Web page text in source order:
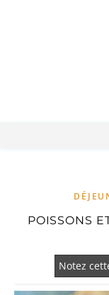
POISSONS
Notez